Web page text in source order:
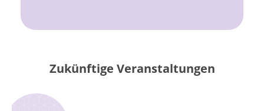
Zukünftige Veranstaltungen